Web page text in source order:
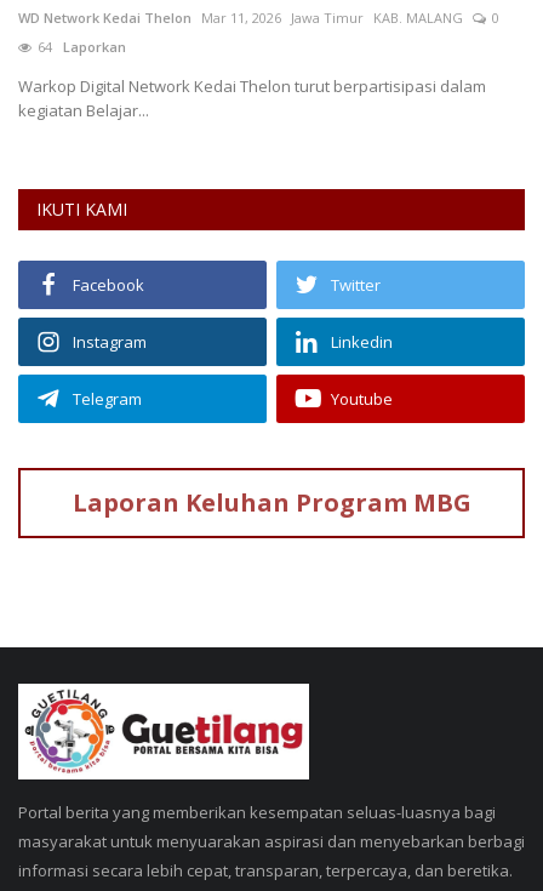
WD Network Kedai Thelon Mar 11, 2026 Jawa Timur KAB. MALANG
0
64 Laporkan
Warkop Digital Network Kedai Thelon turut berpartisipasi dalam
kegiatan Belajar...
IKUTI KAMI
Facebook Twitter
Instagram Linkedin
Telegram Youtube
Laporan Keluhan Program MBG
Portal berita yang memberikan kesempatan seluas-luasnya bagi
masyarakat untuk menyuarakan aspirasi dan menyebarkan berbagi
informasi secara lebih cepat, transparan, terpercaya, dan beretika.